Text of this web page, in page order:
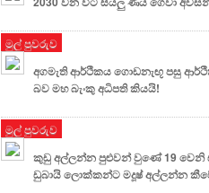
මුල් පුවරුව
අගමැති ආර්ථිකය ගොඩනැඟූ පසු
බව මහ බැංකු අධිපති කියයි!
මුල් පුවරුව
කුඩු අල්ලන්න පුළුවන් වුණේ 19 වෙනි
ඩුබායි ලොක්කන්ට මදූෂ් අල්ලන්න